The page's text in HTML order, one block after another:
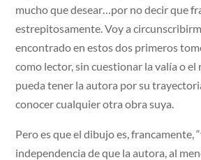
mucho que desear…por no decir que
estrepitosamente. Voy a
encontrado en estos dos primeros
como lector, sin cuestionar la valía o
pueda tener la autora por su
conocer cualquier otra obra suya.
Pero es que el dibujo es, francamente,
independencia de que la autora, al